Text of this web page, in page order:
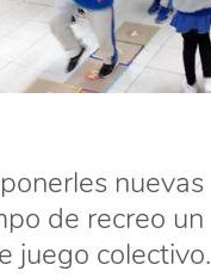
nuevas
de recreo un
juego colectivo.